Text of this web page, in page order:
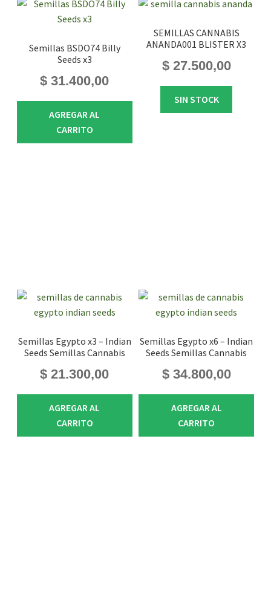
Semillas BSDO74 Billy
Seeds x3
$ 31.400,00
AGREGAR AL
CARRITO
SEMILLAS CANNABIS
ANANDA001 BLISTER X3
$27.500,00
SIN STOCK
Semillas Egypto x3 – Indian
Seeds Semillas Cannabis
$ 21.300,00
AGREGAR AL
CARRITO
Semillas Egypto x6 – Indian
Seeds Semillas Cannabis
$34.800,00
AGREGAR AL
CARRITO